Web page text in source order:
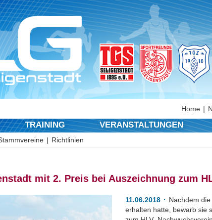
Home
TRAINING VERANSTALTUNGEN
Richtlinien
mit 2. Preis bei Auszeichnung zum
11.06.2018
Nachdem
erhalten hatte, bewarb sie